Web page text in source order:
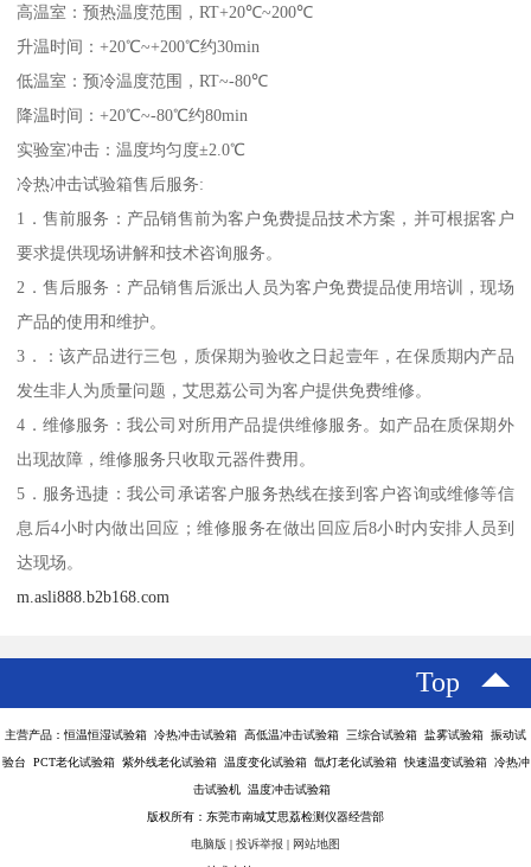
高温室：预热温度范围，RT+20℃~200℃
升温时间：+20℃~+200℃约30min
低温室：预冷温度范围，RT~-80℃
降温时间：+20℃~-80℃约80min
实验室冲击：温度均匀度±2.0℃
冷热冲击试验箱售后服务:
1．售前服务：产品销售前为客户免费提品技术方案，并可根据客户
要求提供现场讲解和技术咨询服务。
2．售后服务：产品销售后派出人员为客户免费提品使用培训，现场
产品的使用和维护。
3．：该产品进行三包，质保期为验收之日起壹年，在保质期内产品
发生非人为质量问题，艾思荔公司为客户提供免费维修。
4．维修服务：我公司对所用产品提供维修服务。如产品在质保期外
出现故障，维修服务只收取元器件费用。
5．服务迅捷：我公司承诺客户服务热线在接到客户咨询或维修等信
息后4小时内做出回应；维修服务在做出回应后8小时内安排人员到
达现场。
m.asli888.b2b168.com
Top
主营产品：恒温恒湿试验箱 冷热冲击试验箱 高低温冲击试验箱 三综合试验箱 盐雾试验箱 振动试
验台 PCT老化试验箱 紫外线老化试验箱 温度变化试验箱 氙灯老化试验箱 快速温变试验箱 冷热冲
击试验机 温度冲击试验箱
版权所有：东莞市南城艾思荔检测仪器经营部
电脑版 | 投诉举报 | 网站地图